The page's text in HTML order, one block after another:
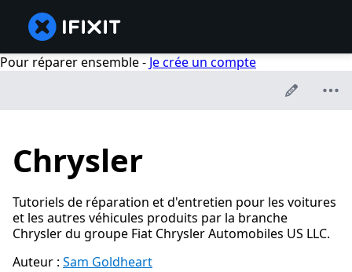
Pour réparer ensemble - Je crée un compte
Chrysler
Tutoriels de réparation et d'entretien pour les voitures
et les autres véhicules produits par la branche
Chrysler du groupe Fiat Chrysler Automobiles US LLC.
Auteur : Sam Goldheart